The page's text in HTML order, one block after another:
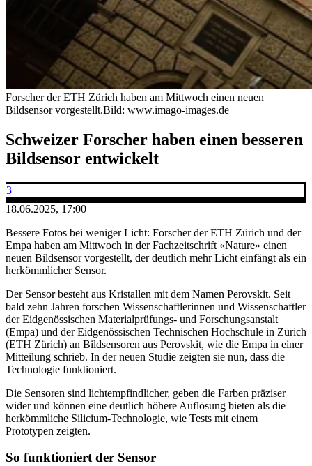
Forscher der ETH Zürich haben am Mittwoch einen neuen
Bildsensor vorgestellt.Bild: www.imago-images.de
Schweizer Forscher haben einen besseren
Bildsensor entwickelt
3
18.06.2025, 17:00
Bessere Fotos bei weniger Licht: Forscher der ETH Zürich und der
Empa haben am Mittwoch in der Fachzeitschrift «Nature» einen
neuen Bildsensor vorgestellt, der deutlich mehr Licht einfängt als ein
herkömmlicher Sensor.
Der Sensor besteht aus Kristallen mit dem Namen Perovskit. Seit
bald zehn Jahren forschen Wissenschaftlerinnen und Wissenschaftler
der Eidgenössischen Materialprüfungs- und Forschungsanstalt
(Empa) und der Eidgenössischen Technischen Hochschule in Zürich
(ETH Zürich) an Bildsensoren aus Perovskit, wie die Empa in einer
Mitteilung schrieb. In der neuen Studie zeigten sie nun, dass die
Technologie funktioniert.
Die Sensoren sind lichtempfindlicher, geben die Farben präziser
wider und können eine deutlich höhere Auflösung bieten als die
herkömmliche Silicium-Technologie, wie Tests mit einem
Prototypen zeigten.
So funktioniert der Sensor